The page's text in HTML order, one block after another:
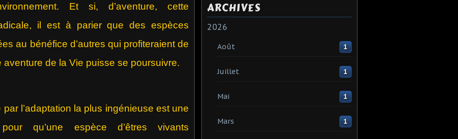
Et si, d’aventure, cette
il est à parier que des espèces
au bénéfice d’autres qui profiteraient de
aventure de la Vie puisse se poursuivre.
l’adaptation la plus ingénieuse est une
qu’une espèce d’êtres vivants
ARCHIVES
2026
Août 1
Juillet 1
Mai 1
Mars 1